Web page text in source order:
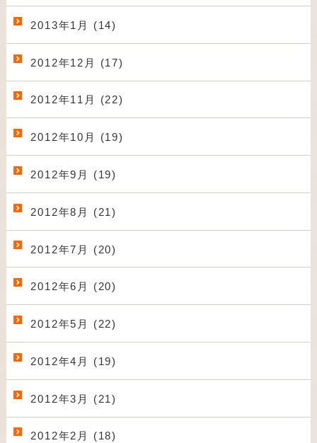
2013年1月 (14)
2012年12月 (17)
2012年11月 (22)
2012年10月 (19)
2012年9月 (19)
2012年8月 (21)
2012年7月 (20)
2012年6月 (20)
2012年5月 (22)
2012年4月 (19)
2012年3月 (21)
2012年2月 (18)